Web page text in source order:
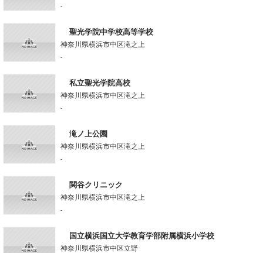
-
聖光学院中学校高等学校
神奈川県横浜市中区滝之上
-
私立聖光学院高校
神奈川県横浜市中区滝之上
-
滝ノ上公園
神奈川県横浜市中区滝之上
-
関谷クリニック
神奈川県横浜市中区滝之上
-
国立横浜国立大学教育学部附属横浜小学校
神奈川県横浜市中区立野